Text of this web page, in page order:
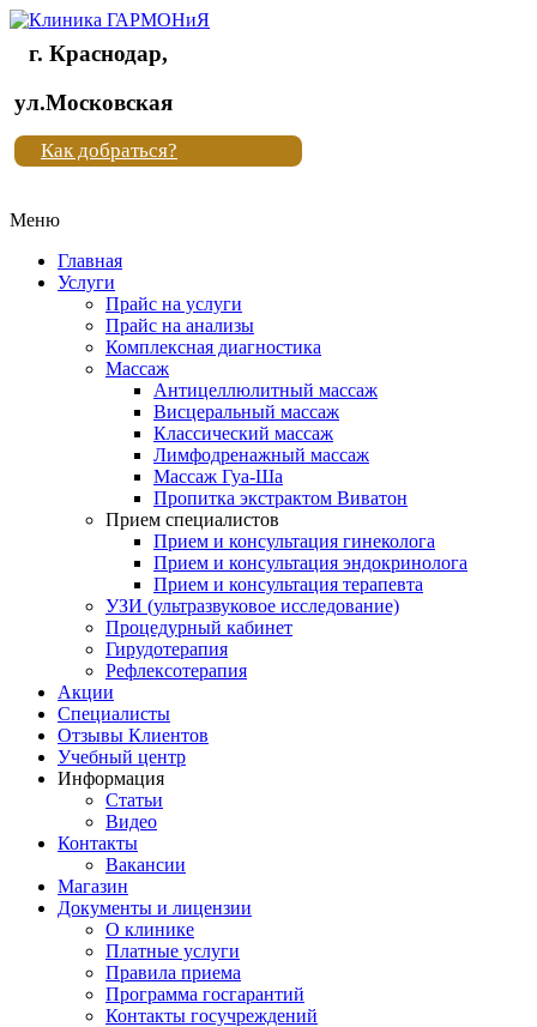
Клиника
"Новая
жизнь"
Клиника
жизнь"
г. Краснодар,
ул.Московская
Как добраться?
Меню
Главная
Услуги
Прайс на услуги
Прайс на анализы
Комплексная диагностика
Массаж
Антицеллюлитный массаж
Висцеральный массаж
Классический массаж
Лимфодренажный массаж
Массаж Гуа-Ша
Пропитка экстрактом Виватон
Прием специалистов
Прием и консультация гинеколога
Прием и консультация эндокринолога
Прием и консультация терапевта
УЗИ (ультразвуковое исследование)
Процедурный кабинет
Гирудотерапия
Рефлексотерапия
Акции
Специалисты
Отзывы Клиентов
Учебный центр
Информация
Статьи
Видео
Контакты
Вакансии
Магазин
Документы и лицензии
О клинике
Платные услуги
Правила приема
Программа госгарантий
Контакты госучреждений